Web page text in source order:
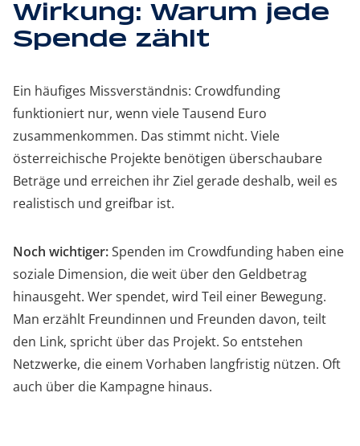
Wirkung: Warum jede
Spende zählt
Ein häufiges Missverständnis: Crowdfunding
funktioniert nur, wenn viele Tausend Euro
zusammenkommen. Das stimmt nicht. Viele
österreichische Projekte benötigen überschaubare
Beträge und erreichen ihr Ziel gerade deshalb, weil es
realistisch und greifbar ist.
Noch wichtiger:Spenden im Crowdfunding haben eine
soziale Dimension, die weit über den Geldbetrag
hinausgeht. Wer spendet, wird Teil einer Bewegung.
Man erzählt Freundinnen und Freunden davon, teilt
den Link, spricht über das Projekt. So entstehen
Netzwerke, die einem Vorhaben langfristig nützen. Oft
auch über die Kampagne hinaus.